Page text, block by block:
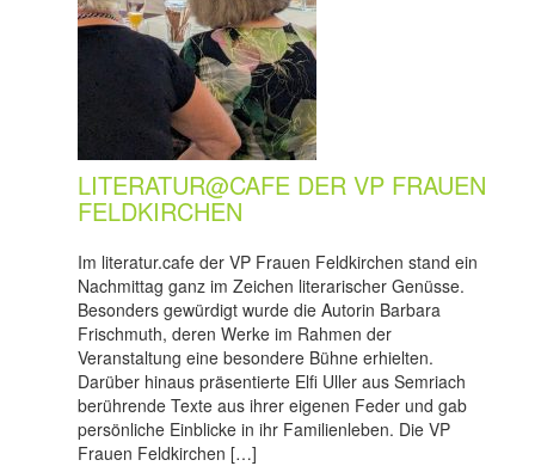
LITERATUR@CAFE DER VP FRAUEN
FELDKIRCHEN
Im literatur.cafe der VP Frauen Feldkirchen stand ein
Nachmittag ganz im Zeichen literarischer Genüsse.
Besonders gewürdigt wurde die Autorin Barbara
Frischmuth, deren Werke im Rahmen der
Veranstaltung eine besondere Bühne erhielten.
Darüber hinaus präsentierte Elfi Uller aus Semriach
berührende Texte aus ihrer eigenen Feder und gab
persönliche Einblicke in ihr Familienleben. Die VP
Frauen Feldkirchen […]